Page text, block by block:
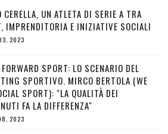
CERELLA, UN ATLETA DI SERIE A TRA
IMPRENDITORIA E INIZIATIVE SOCIALI
2023
SPORT: LO SCENARIO DEL
SPORTIVO. MIRCO BERTOLA (WE
SPORT): "LA QUALITÀ DEI
FA LA DIFFERENZA"
2023